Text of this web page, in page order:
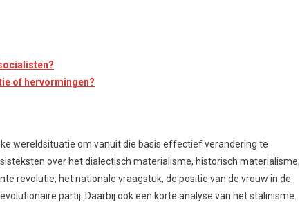
of hervormingen?
wereldsituatie om vanuit die basis effectief verandering te
over het dialectisch materialisme, historisch materialisme,
revolutie, het nationale vraagstuk, de positie van de vrouw in de
partij. Daarbij ook een korte analyse van het stalinisme.